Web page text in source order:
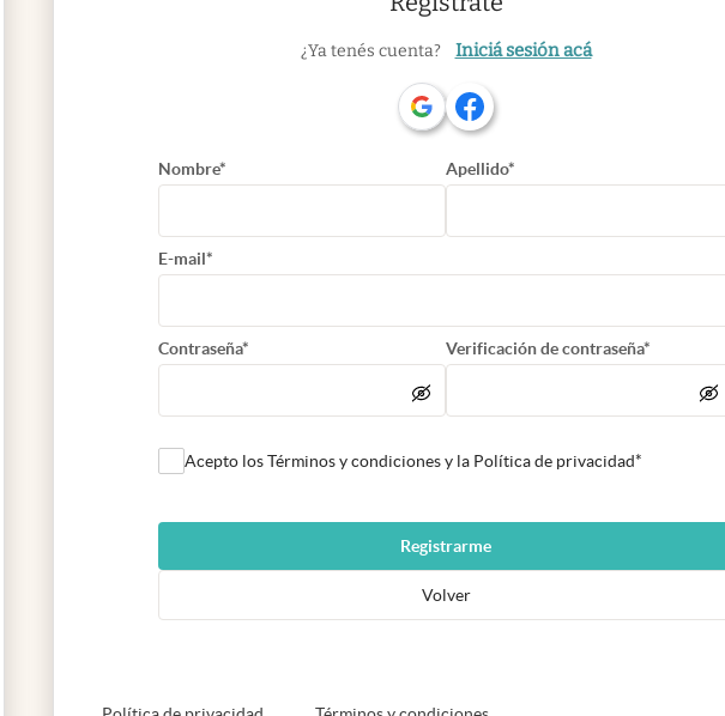
¿Ya tenés cuenta? Iniciá sesión acá
Nombre* Apellido*
E-mail*
Contraseña* Verificación de contraseña*
Acepto los Términos y condiciones y la Política de privacidad*
Registrarme
Volver